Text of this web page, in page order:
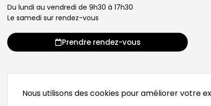
Du lundi au vendredi de 9h30 à 17h30
Le samedi sur rendez-vous
Prendre rendez-vous
Nous utilisons des cookies pour améliorer votre